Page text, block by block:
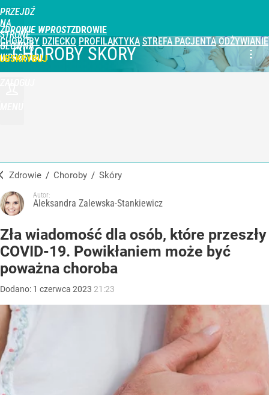
PRZEJDŹ
NA
STRONĘ
GŁÓWNĄ
WPROST.PL
ZDROWIE WPROST
CHOROBY DZIECKO PROFILAKTYKA STREFA PACJENTA ODŻYWIANIE
CHOROBY SKÓRY
Zdrowie / Choroby / skóry
Autor:
Aleksandra Zalewska-Stankiewicz
Zła wiadomość dla osób, które przeszły
COVID-19. Powikłaniem może być
poważna choroba
Dodano: 1 czerwca 2023 21:23